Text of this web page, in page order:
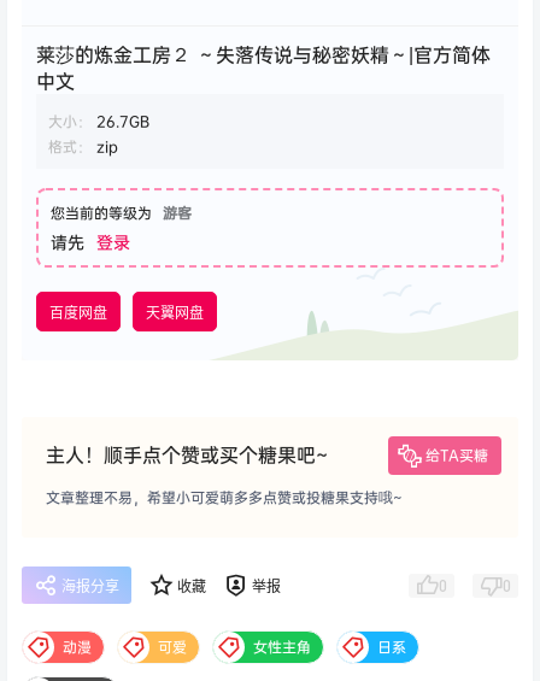
莱莎的炼金工房２ ～失落传说与秘密妖精～|官方简体
中文
大小：
26.7GB
格式：
zip
您当前的等级为 游客
请先 登录
百度网盘 天翼网盘
主人！顺手点个赞或买个糖果吧~ 给TA买糖
文章整理不易，希望小可爱萌多多点赞或投糖果支持哦~
海报分享 收藏 举报 0 0
动漫 可爱 女性主角 日系